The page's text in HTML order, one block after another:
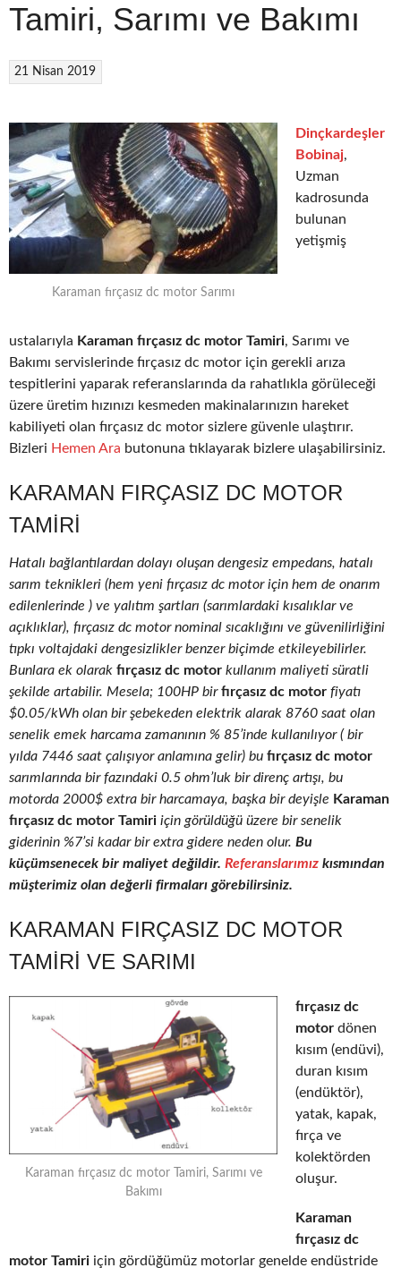
Tamiri, Sarımı ve Bakımı
21 Nisan 2019
Karaman fırçasız dc motor Sarımı
Dinçkardeşler
Bobinaj,
Uzman
kadrosunda
bulunan
yetişmiş
ustalarıyla Karaman fırçasız dc motor Tamiri, Sarımı ve
Bakımı servislerinde fırçasız dc motor için gerekli arıza
tespitlerini yaparak referanslarında da rahatlıkla görüleceği
üzere üretim hızınızı kesmeden makinalarınızın hareket
kabiliyeti olan fırçasız dc motor sizlere güvenle ulaştırır.
Bizleri Hemen Ara butonuna tıklayarak bizlere ulaşabilirsiniz.
KARAMAN FIRÇASIZ DC MOTOR
TAMIRI
Hatalı bağlantılardan dolayı oluşan dengesiz empedans, hatalı
sarım teknikleri (hem yeni fırçasız dc motor için hem de onarım
edilenlerinde ) ve yalıtım şartları (sarımlardaki kısalıklar ve
açıklıklar), fırçasız dc motor nominal sıcaklığını ve güvenilirliğini
tıpkı voltajdaki dengesizlikler benzer biçimde etkileyebilirler.
Bunlara ek olarak fırçasız dc motor kullanım maliyeti süratli
şekilde artabilir. Mesela; 100HP birfırçasız dc motor fiyatı
$0.05/kWh olan bir şebekeden elektrik alarak 8760 saat olan
senelik emek harcama zamanının % 85’inde kullanılıyor ( bir
yılda 7446 saat çalışıyor anlamına gelir) bu fırçasız dc motor
sarımlarında bir fazındaki 0.5 ohm’luk bir direnç artışı, bu
motorda 2000$ extra bir harcamaya, başka bir deyişle Karaman
fırçasız dc motor Tamiri için görüldüğü üzere bir senelik
giderinin %7’si kadar bir extra gidere neden olur. Bu
küçümsenecek bir maliyet değildir. Referanslarımız kısmından
müşterimiz olan değerli firmaları görebilirsiniz.
KARAMAN FIRÇASIZ DC MOTOR
TAMIRI VE SARIMI
Karaman fırçasız dc motor Tamiri, Sarımı ve
Bakımı
fırçasız dc
motor dönen
kısım (endüvi),
duran kısım
(endüktör),
yatak, kapak,
fırça ve
kolektörden
oluşur.
Karaman
fırçasız dc
motor Tamiri için gördüğümüz motorlar genelde endüstride